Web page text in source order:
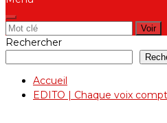
Rechercher:
Rechercher
Accueil
EDITO | Chaque voix